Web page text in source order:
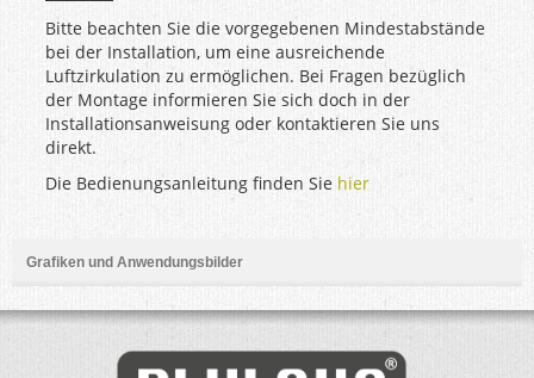
Bitte beachten Sie die vorgegebenen Mindestabstände
bei der Installation, um eine ausreichende
Luftzirkulation zu ermöglichen. Bei Fragen bezüglich
der Montage informieren Sie sich doch in der
Installationsanweisung oder kontaktieren Sie uns
direkt.
Die Bedienungsanleitung finden Sie hier
Grafiken und Anwendungsbilder